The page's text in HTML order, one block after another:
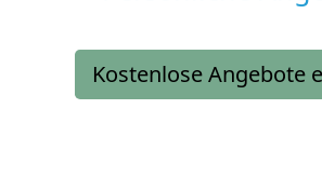
Kostenlose Angebote